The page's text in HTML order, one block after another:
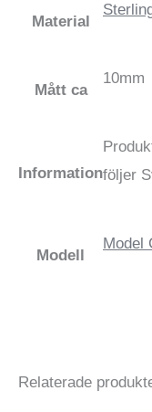
Material
Mått ca
10mm
Informationföljer
Modell
Model
Relaterade